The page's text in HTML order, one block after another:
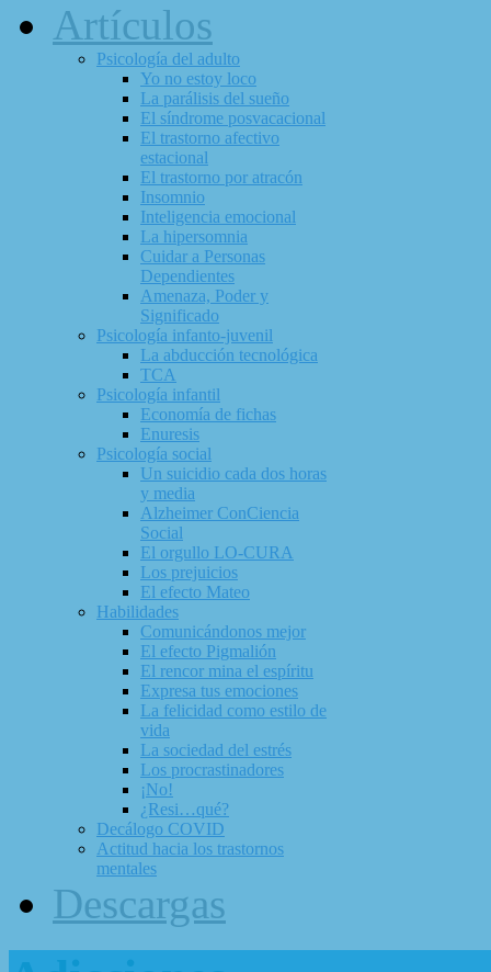
Artículos
Psicología del adulto
Yo no estoy loco
La parálisis del sueño
El síndrome posvacacional
El trastorno afectivo
estacional
El trastorno por atracón
Insomnio
Inteligencia emocional
La hipersomnia
Cuidar a Personas
Dependientes
Amenaza, Poder y
Significado
Psicología infanto-juvenil
La abducción tecnológica
TCA
Psicología infantil
Economía de fichas
Enuresis
Psicología social
Un suicidio cada dos horas
y media
Alzheimer ConCiencia
Social
El orgullo LO-CURA
Los prejuicios
El efecto Mateo
Habilidades
Comunicándonos mejor
El efecto Pigmalión
El rencor mina el espíritu
Expresa tus emociones
La felicidad como estilo de
vida
La sociedad del estrés
Los procrastinadores
¡No!
¿Resi…qué?
Decálogo COVID
Actitud hacia los trastornos
mentales
Descargas